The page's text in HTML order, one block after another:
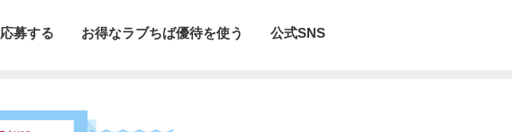
応募する お得なラブちば優待を使う 公式SNS